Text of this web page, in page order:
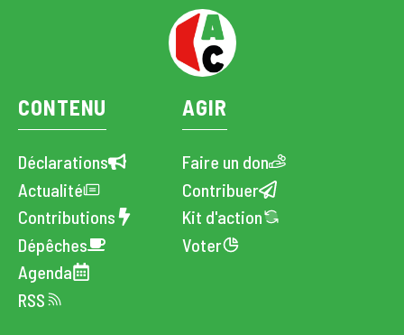
CONTENU
Déclarations
Actualité
Contributions
Dépêches
Agenda
RSS
AGIR
Faire un don
Contribuer
Kit d'action
Voter